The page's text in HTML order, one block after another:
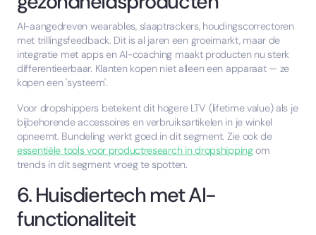
AI-aangedreven wearables, slaaptrackers, houdingscorrectoren
met trillingsfeedback. Dit is al jaren een groeimarkt, maar de
integratie met apps en AI-coaching maakt producten nu sterk
differentieerbaar. Klanten kopen niet alleen een apparaat — ze
kopen een 'systeem'.
Voor dropshippers betekent dit hogere LTV (lifetime value) als je
bijbehorende accessoires en verbruiksartikelen in je winkel
opneemt. Bundeling werkt goed in dit segment. Zie ook de
essentiële tools voor productresearch in dropshippingom
trends in dit segment vroeg te spotten.
6. Huisdiertech met AI-
functionaliteit